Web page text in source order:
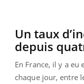
Un taux
depuis
En France, il y a
chaque jour, entre